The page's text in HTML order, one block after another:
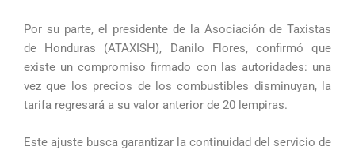
Por su parte, el presidente de la Asociación de Taxistas
de Honduras (ATAXISH), Danilo Flores, confirmó que
existe un compromiso firmado con las autoridades: una
vez que los precios de los combustibles disminuyan, la
tarifa regresará a su valor anterior de 20 lempiras.
Este ajuste busca garantizar la continuidad del servicio de